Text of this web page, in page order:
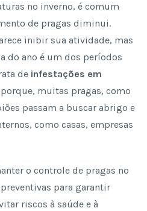
no inverno, é comum
de pragas diminui.
inibir sua atividade, mas
do ano é um dos períodos
de infestações em
porque, muitas pragas, como
passam a buscar abrigo e
como casas, empresas
o controle de pragas no
para garantir
riscos à saúde e à